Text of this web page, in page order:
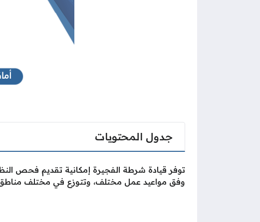
جدول المحتويات
توفر قيادة شرطة الفجيرة إمكانية تقديم فحص
وفق مواعيد عمل مختلف، وتتوزع في مختلف مناطق